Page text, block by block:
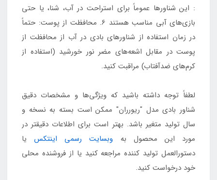
: این شناورها عموماً برای استراحت در آب، شنا، یا حتی
بازی‌های آبی مناسب هستند 6. محافظت از پوست: حتماً
در زمان استفاده از شناورهای بادی در آب از محافظت از
پوست در مقابل اشعه‌های مضر نور خورشید (استفاده از
کرم‌های ضدآفتاب) مراقبت کنید.
لطفاً توجه داشته باشید که ویژگی‌ها و مشخصات دقیق
شناور بادی مدل "ریورران" ممکن است بسته به نسخه و
سال تولید متغیر باشد. بهتر است برای اطلاعات دقیقتر در
مورد این محصول به وبسایت رسمی اینتکس یا
دستورالعمل تولید کننده مراجعه کنید یا از فروشنده محلی
خود درخواست کنید.